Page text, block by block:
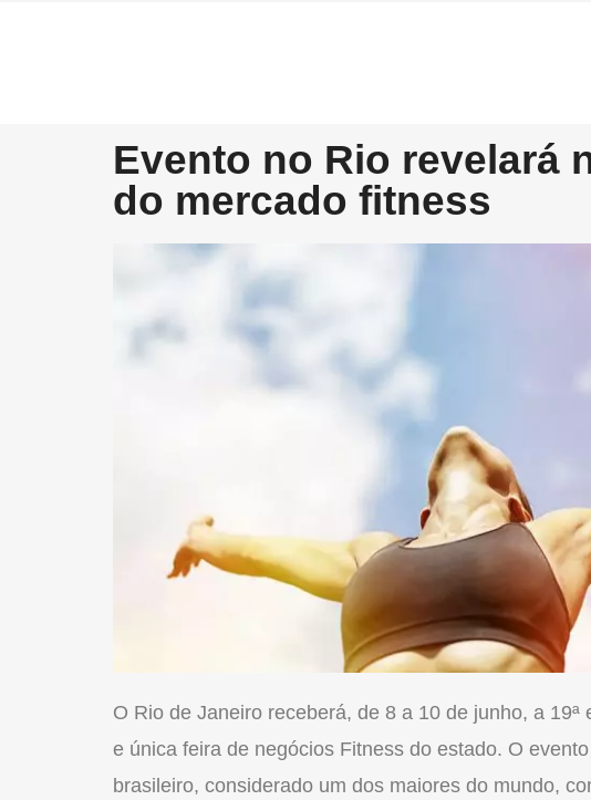
Evento no Rio revelará
do mercado fitness
O Rio de Janeiro receberá, de 8 a 10 de junho, a 19ª
e única feira de negócios Fitness do estado. O
brasileiro, considerado um dos maiores do mundo,